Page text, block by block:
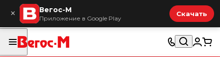
× Вегос-М
Приложение в Google Play
Скачать